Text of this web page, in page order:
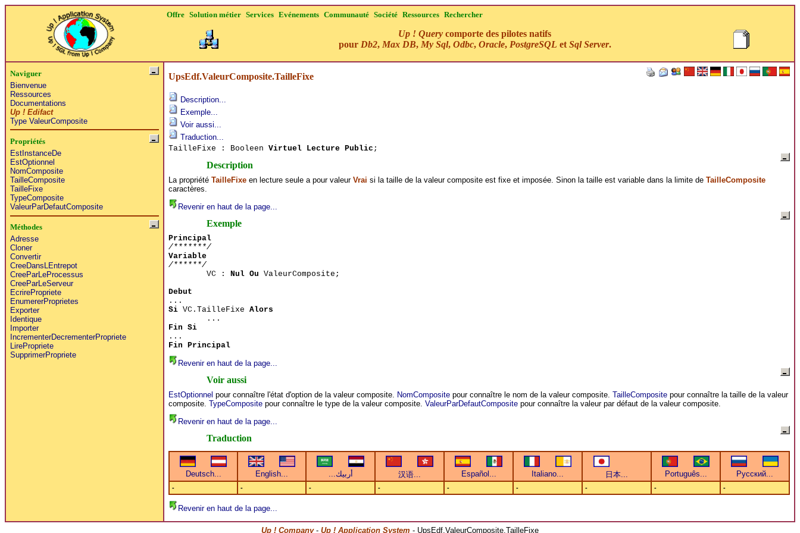
Offre Solution métier Services Evénements Communauté Société Ressources Rechercher
Up ! Query comporte des pilotes natifs
pour Db2, Max DB, My Sql, Odbc, Oracle, PostgreSQL et Sql Server.
Naviguer
Bienvenue
Ressources
Documentations
Up ! Edifact
Type ValeurComposite
Propriétés
EstInstanceDe
EstOptionnel
NomComposite
TailleComposite
TailleFixe
TypeComposite
ValeurParDefautComposite
Méthodes
Adresse
Cloner
Convertir
CreeDansLEntrepot
CreeParLeProcessus
CreeParLeServeur
EcrirePropriete
EnumererProprietes
Exporter
Identique
Importer
IncrementerDecrementerPropriete
LirePropriete
SupprimerPropriete
UpsEdf.ValeurComposite.TailleFixe
Description...
Exemple...
Voir aussi...
Traduction...
TailleFixe : Booleen Virtuel Lecture Public ;
Description
La propriété TailleFixeen lecture seule a pour valeur Vrai si la taille de la valeur composite est fixe et imposée. Sinon la taille est variable dans la limite de TailleComposite
caractères.
Revenir en haut de la page...
Exemple
Principal
/*******/
Variable
/******/
VC : Nul Ou ValeurComposite;
Debut
...
SiVC.TailleFixe Alors
...
Fin Si
...
Fin Principal
Revenir en haut de la page...
Voir aussi
EstOptionnel pour connaître l'état d'option de la valeur composite. NomCompositepour connaître le nom de la valeur composite. TailleCompositepour connaître la taille de la valeur
composite. TypeCompositepour connaître le type de la valeur composite. ValeurParDefautCompositepour connaître la valeur par défaut de la valeur composite.
Revenir en haut de la page...
Traduction
- - - - - - - - -
Revenir en haut de la page...
Up ! Company- Up ! Application System - UpsEdf.ValeurComposite.TailleFixe